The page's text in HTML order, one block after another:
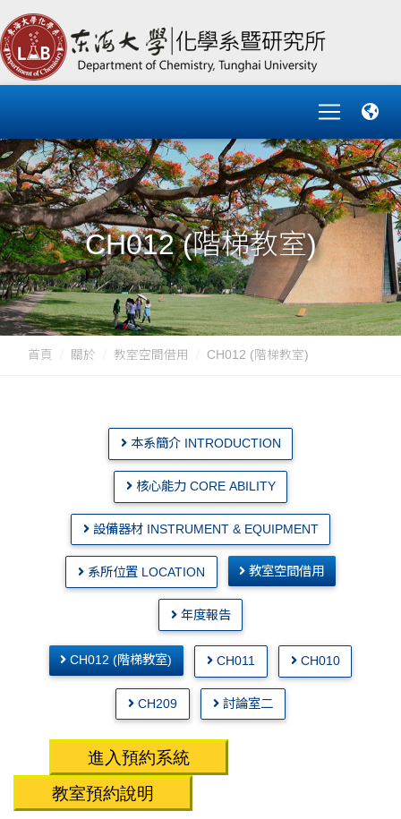
CH012 (階梯教室)
首頁 關於 教室空間借用 CH012 (階梯教室)
本系簡介 INTRODUCTION
核心能力 CORE ABILITY
設備器材 INSTRUMENT & EQUIPMENT
系所位置 LOCATION 教室空間借用
年度報告
CH012 (階梯教室) CH011 CH010
CH209 討論室二